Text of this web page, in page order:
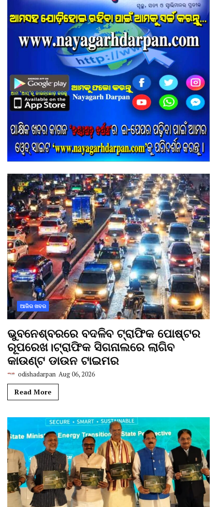
ଆଜିର ଖବର
ଭୁବନେଶ୍ବରରେ ବଦଳିବ ଟ୍ରାଫିକ ପୋଷ୍ଟର
ରୂପରେଖ।ଟ୍ରାଫିକ ସିଗନାଲରେ ଲାଗିବ
କାଉଣ୍ଟ ଡାଉନ ଟାଇମର
odishadarpan Aug 06, 2026
Read More